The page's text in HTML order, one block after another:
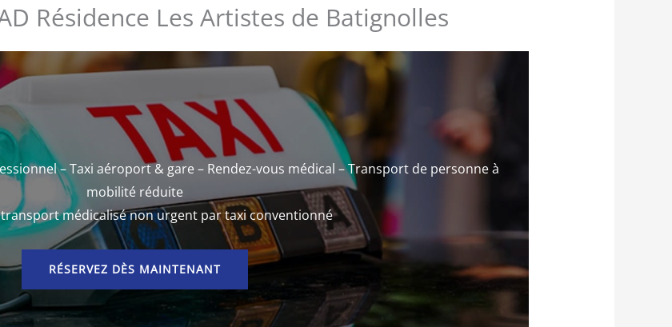
Résidence Les Artistes de Batignolles
– Taxi aéroport & gare – Rendez-vous médical – Transport de personne à
mobilité réduite
transport médicalisé non urgent par taxi conventionné
RÉSERVEZ DÈS MAINTENANT